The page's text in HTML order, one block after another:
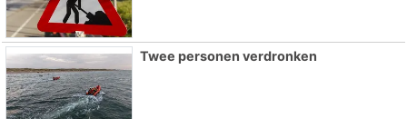
Twee personen verdronken